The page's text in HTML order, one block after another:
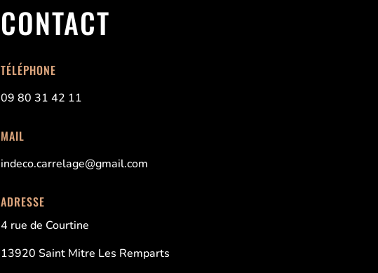
CONTACT
TÉLÉPHONE
09 80 31 42 11
MAIL
indeco.carrelage@gmail.com
ADRESSE
4 rue de Courtine
13920 Saint Mitre Les Remparts